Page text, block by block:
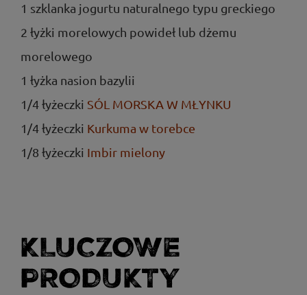
1 szklanka jogurtu naturalnego typu greckiego
2 łyżki morelowych powideł lub dżemu
morelowego
1 łyżka nasion bazylii
1/4 łyżeczki SÓL MORSKA W MŁYNKU
1/4 łyżeczki Kurkuma w torebce
1/8 łyżeczki Imbir mielony
KLUCZOWE
PRODUKTY